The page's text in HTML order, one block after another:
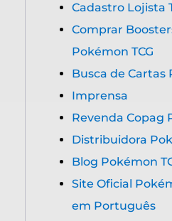
Cadastro Lojista
Comprar
Pokémon TCG
Busca de Cartas
Imprensa
Revenda Copag
Distribuidora
Blog Pokémon
Site Oficial
em Português